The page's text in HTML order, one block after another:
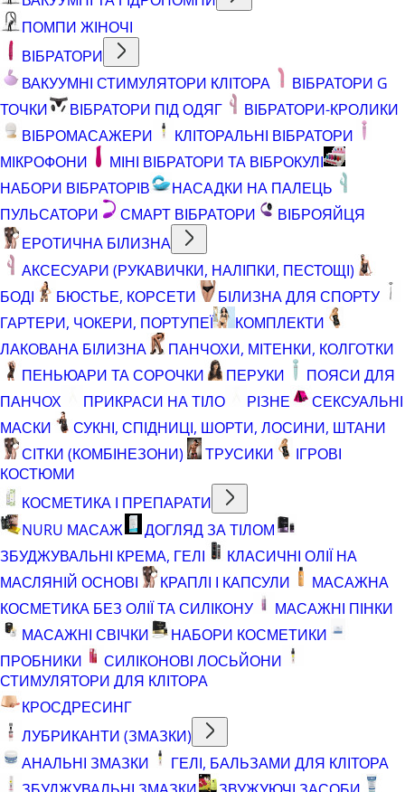
ПОМПИ ЖІНОЧІ
ВІБРАТОРИ
ВАКУУМНІ СТИМУЛЯТОРИ КЛІТОРА
ВІБРАТОРИ G
ТОЧКИ
ВІБРАТОРИ ПІД ОДЯГ
ВІБРАТОРИ-КРОЛИКИ
ВІБРОМАСАЖЕРИ
КЛІТОРАЛЬНІ ВІБРАТОРИ
МІКРОФОНИ
МІНІ ВІБРАТОРИ ТА ВІБРОКУЛІ
НАБОРИ ВІБРАТОРІВ
НАСАДКИ НА ПАЛЕЦЬ
ПУЛЬСАТОРИ
СМАРТ ВІБРАТОРИ
ВІБРОЯЙЦЯ
ЕРОТИЧНА БІЛИЗНА
АКСЕСУАРИ (РУКАВИЧКИ, НАЛІПКИ, ПЕСТОЩІ)
БОДІ
БЮСТЬЕ, КОРСЕТИ
БІЛИЗНА ДЛЯ СПОРТУ
ГАРТЕРИ, ЧОКЕРИ, ПОРТУПЕЇ
КОМПЛЕКТИ
ЛАКОВАНА БІЛИЗНА
ПАНЧОХИ, МІТЕНКИ, КОЛГОТКИ
ПЕНЬЮАРИ ТА СОРОЧКИ
ПЕРУКИ
ПОЯСИ ДЛЯ
ПАНЧОХ
ПРИКРАСИ НА ТІЛО РІЗНЕ
СЕКСУАЛЬНІ
МАСКИ
СУКНІ, СПІДНИЦІ, ШОРТИ, ЛОСИНИ, ШТАНИ
СІТКИ (КОМБІНЕЗОНИ)
ТРУСИКИ
ІГРОВІ
КОСТЮМИ
КОСМЕТИКА І ПРЕПАРАТИ
NURU МАСАЖ
ДОГЛЯД ЗА ТІЛОМ
ЗБУДЖУВАЛЬНІ КРЕМА, ГЕЛІ
КЛАСИЧНІ ОЛІЇ НА
МАСЛЯНІЙ ОСНОВІ
КРАПЛІ І КАПСУЛИ
МАСАЖНА
КОСМЕТИКА БЕЗ ОЛІЇ ТА СИЛІКОНУ
МАСАЖНІ ПІНКИ
МАСАЖНІ СВІЧКИ
НАБОРИ КОСМЕТИКИ
ПРОБНИКИ
СИЛІКОНОВІ ЛОСЬЙОНИ
СТИМУЛЯТОРИ ДЛЯ КЛІТОРА
КРОСДРЕСИНГ
ЛУБРИКАНТИ (ЗМАЗКИ)
АНАЛЬНІ ЗМАЗКИ
ГЕЛІ, БАЛЬЗАМИ ДЛЯ КЛІТОРА